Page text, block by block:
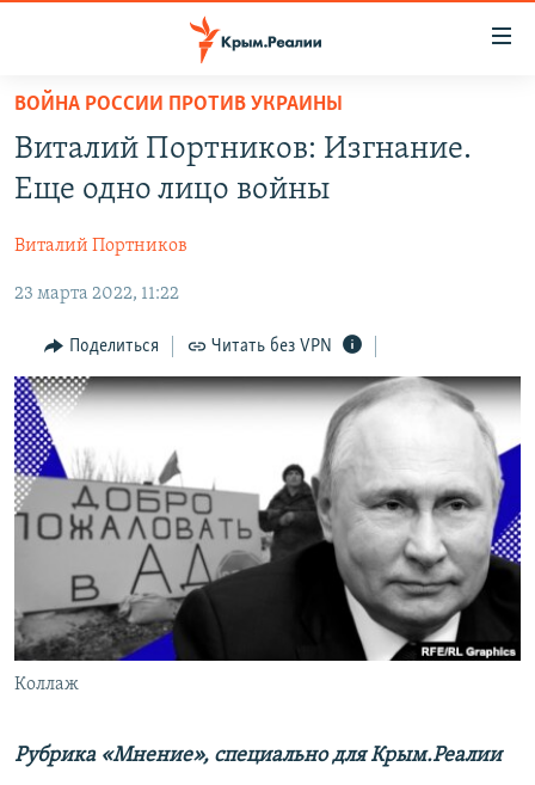
Вернуться
основному
содержанию
навигации
Вернутся
поиску
КАРТА ВОЕННЫХ ОБЪЕКТОВ КРЫМА
11 ЛЕТ ОККУПАЦИИ КРЫМА. 11 ИСТОРИЙ СОПРОТИВЛЕНИЯ
ИСТОРИЯ
ЕЩЕ
ИНТЕРАКТИВ
ИНФОГРАФИКА
ТЕЛЕПРОЕКТ КРЫМ.РЕАЛИИ
СОВЕТЫ ПРАВОЗАЩИТНИКОВ
ПРОПАВШИЕ БЕЗ ВЕСТИ
ПОБЕДИТЕЛЕЙ НЕ СУДЯТ?
КРЫМ.НЕПОКОРЕННЫЙ
ELIFBE
УКРАИНСКАЯ ПРОБЛЕМА КРЫМА
РАДІО СВОБОДА
КАК ОБОЙТИ БЛОКИРОВКУ
Українською
Qırımtatar
ПРИСОЕДИНЯЙТЕСЬ!
ВОЙНА РОССИИ ПРОТИВ УКРАИНЫ
Виталий Портников: Изгнание.
Еще одно лицо войны
Виталий Портников
23 марта 2022, 11:22
Поделиться Читать без VPN
Коллаж
Рубрика «Мнение», специально для Крым.Реалии